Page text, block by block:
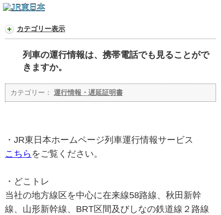
カテゴリー表示
列車の運行情報は、携帯電話でも見ることがで
きますか。
カテゴリー： 運行情報・遅延証明書
・JR東日本ホームページ列車運行情報サービス
こちら をご覧ください。
・どこトレ
当社の地方線区を中心に在来線58路線、秋田新幹
線、山形新幹線、BRT区間及びしなの鉄道線２路線